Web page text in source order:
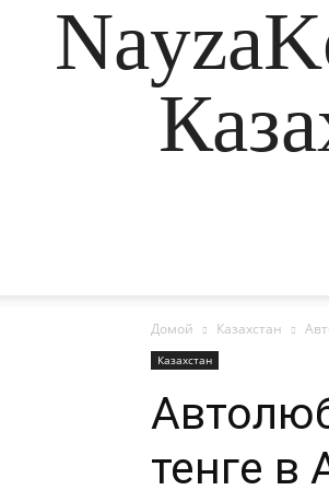
Домой Казахстан
Казахстан
тенге в